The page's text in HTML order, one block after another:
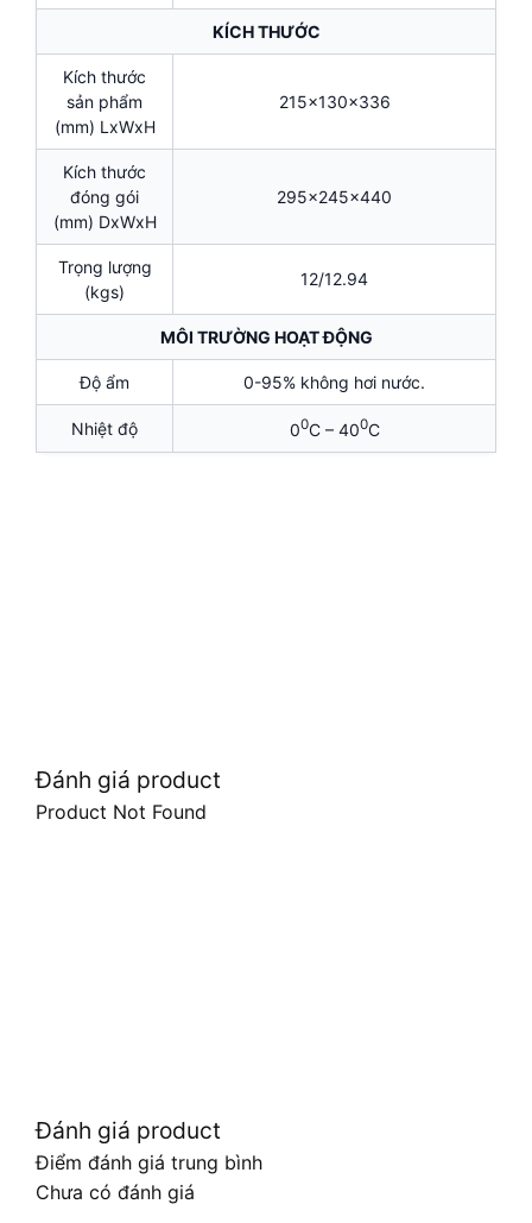
KÍCH THƯỚC
Kích thước
sản phẩm
(mm) LxWxH
215x130x336
Kích thước
đóng gói
(mm) DxWxH
295x245x440
Trọng lượng
(kgs)
12/12.94
MÔI TRƯỜNG HOẠT ĐỘNG
Độ ẩm 0-95% không hơi nước.
Nhiệt độ 00C – 400C
Đánh giá product
Product Not Found
Đánh giá product
Điểm đánh giá trung bình
Chưa có đánh giá